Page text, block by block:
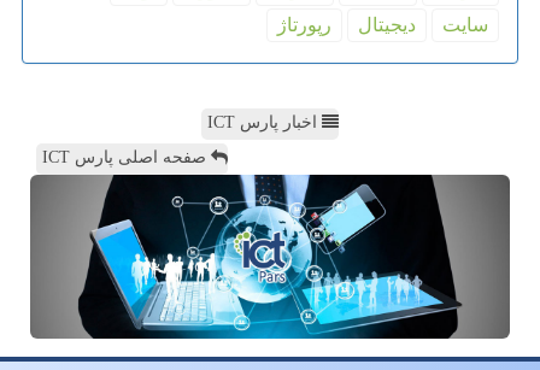
سایت
دیجیتال رپورتاژ
اخبار پارس ICT
صفحه اصلی پارس ICT